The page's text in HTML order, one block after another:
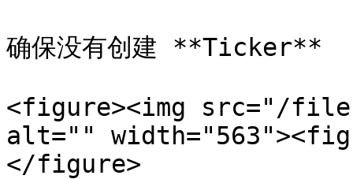
确保没有创建 **Ticker**
<figure><img src="/
alt=""
</figure>